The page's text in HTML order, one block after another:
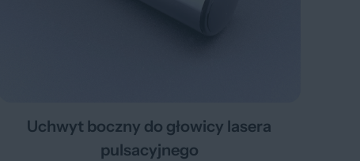
Uchwyt boczny do głowicy lasera
pulsacyjnego